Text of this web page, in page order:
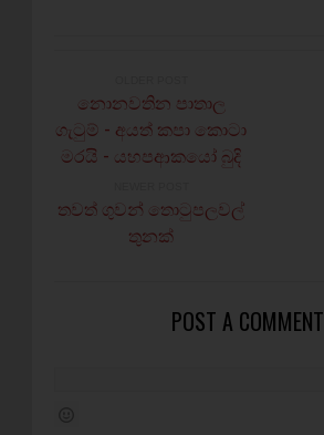
නොනවතින පාතාල
ගැටුම් - අයත් කපා කොටා
මරයි - යහපආකයෝ බුදි
තවත් ගුවන් තොටුපලවල්
තුනක්
POST A COMMENT